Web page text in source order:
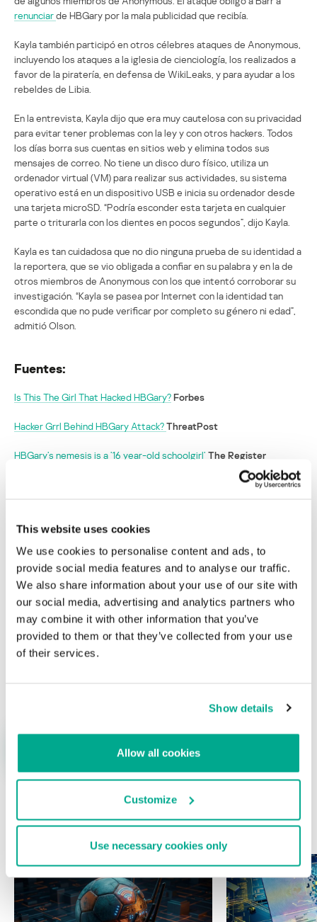
This website uses cookies
We use cookies to personalise content and ads, to
provide social media features and to analyse our traffic.
We also share information about your use of our site with
our social media, advertising and analytics partners who
may combine it with other information that you’ve
provided to them or that they’ve collected from your use
of their services.
Show details
Allow all cookies
Customize
Use necessary cookies only
renunciarde HBGary por la mala publicidad que recibía.
Kayla también participó en otros célebres ataques de Anonymous,
incluyendo los ataques a la iglesia de cienciología, los realizados a
favor de la piratería, en defensa de WikiLeaks, y para ayudar a los
rebeldes de Libia.
En la entrevista, Kayla dijo que era muy cautelosa con su privacidad
para evitar tener problemas con la ley y con otros hackers. Todos
los días borra sus cuentas en sitios web y elimina todos sus
mensajes de correo. No tiene un disco duro físico, utiliza un
ordenador virtual (VM) para realizar sus actividades, su sistema
operativo está en un dispositivo USB e inicia su ordenador desde
una tarjeta microSD. “Podría esconder esta tarjeta en cualquier
parte o triturarla con los dientes en pocos segundos”, dijo Kayla.
Kayla es tan cuidadosa que no dio ninguna prueba de su identidad a
la reportera, que se vio obligada a confiar en su palabra y en la de
otros miembros de Anonymous con los que intentó corroborar su
investigación. “Kayla se pasea por Internet con la identidad tan
escondida que no pude verificar por completo su género ni edad”,
admitió Olson.
Fuentes:
Is This The Girl That Hacked HBGary?Forbes
Hacker Grrl Behind HBGary Attack?ThreatPost
HBGary’s nemesis is a ’16 year-old schoolgirl’ The Register
Su dirección de correo electrónico no será publicada.
campos obligatorios están marcados con *
ÚLTIMAS PUBLICACIONES